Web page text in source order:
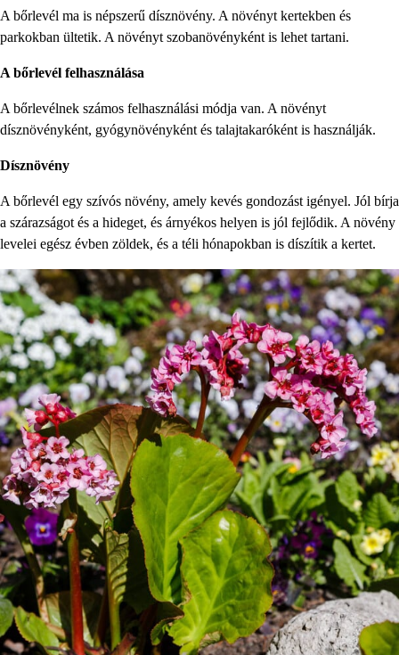
A bőrlevél ma is népszerű dísznövény. A növényt kertekben és
parkokban ültetik. A növényt szobanövényként is lehet tartani.
A bőrlevél felhasználása
A bőrlevélnek számos felhasználási módja van. A növényt
dísznövényként, gyógynövényként és talajtakaróként is használják.
Dísznövény
A bőrlevél egy szívós növény, amely kevés gondozást igényel. Jól bírja
a szárazságot és a hideget, és árnyékos helyen is jól fejlődik. A növény
levelei egész évben zöldek, és a téli hónapokban is díszítik a kertet.